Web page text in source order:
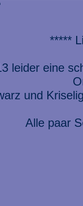
*****
leider eine
und
Alle paar